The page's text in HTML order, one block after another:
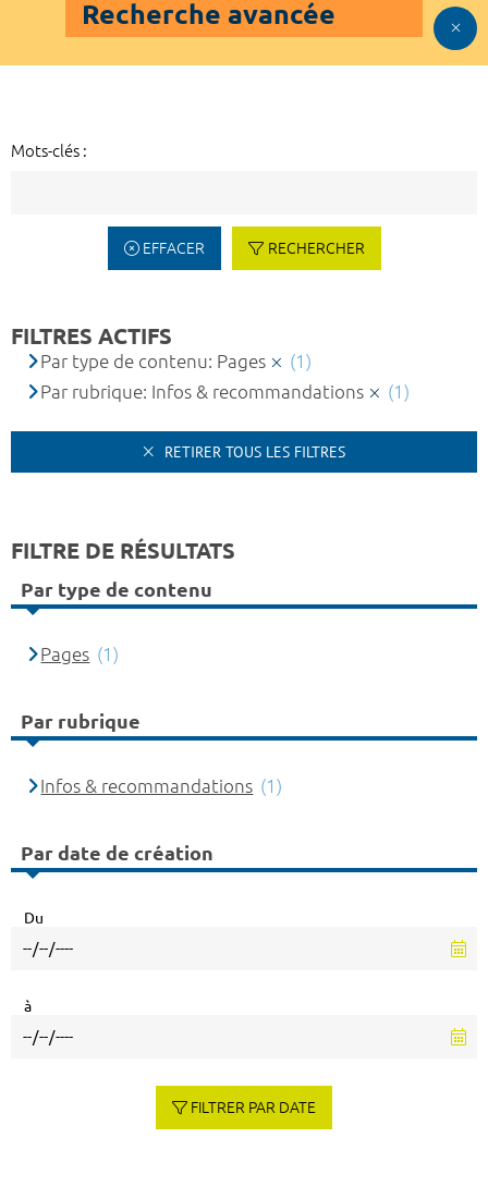
Recherche avancée
Mots-clés :
EFFACER RECHERCHER
FILTRES ACTIFS
Par type de contenu: Pages
(1)
Par rubrique: Infos & recommandations
(1)
RETIRER TOUS LES FILTRES
FILTRE DE RÉSULTATS
Par type de contenu
Pages (1)
Par rubrique
Infos & recommandations (1)
Par date de création
Du
à
FILTRER PAR DATE